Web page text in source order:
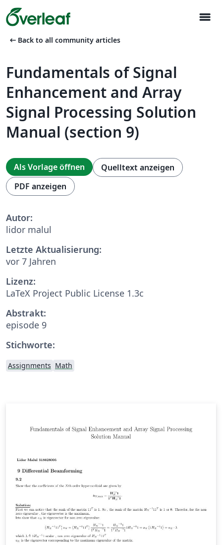
menu
arrow_left_alt Back to all community articles
Fundamentals of Signal
Enhancement and Array
Signal Processing Solution
Manual (section 9)
Als Vorlage öffnen
Quelltext anzeigen
PDF anzeigen
Autor:
lidor malul
Letzte Aktualisierung:
vor 7 Jahren
Lizenz:
LaTeX Project Public License 1.3c
Abstrakt:
episode 9
Stichworte:
Assignments Math